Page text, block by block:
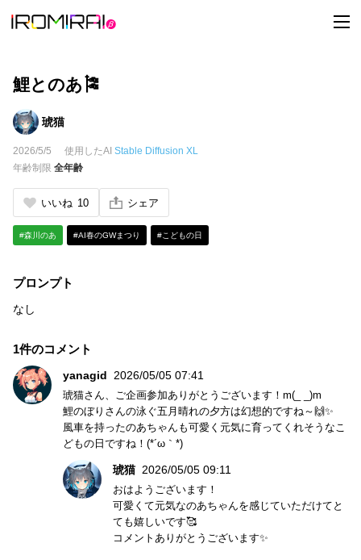
t
o
鯉とのあ🎏
琥猫
2026/5/5 使用したAI Stable Diffusion XL
年齢制限 全年齢
いいね 10 シェア
#森川のあ #AI春のGWまつり #こどもの日
プロンプト
なし
1件のコメント
yanagid 2026/05/05 07:41
琥猫さん、ご企画参加ありがとうございます！m(_ _)m
鯉のぼりさんの泳ぐ五月晴れの夕方は幻想的ですね～🙌✨
風車を持ったのあちゃんも可愛く元気に育ってくれそうなこ
どもの日ですね！(*´ω｀*)
琥猫 2026/05/05 09:11
おはようございます！
可愛くて元気なのあちゃんを感じていただけてと
ても嬉しいです🥰
コメントありがとうございます✨